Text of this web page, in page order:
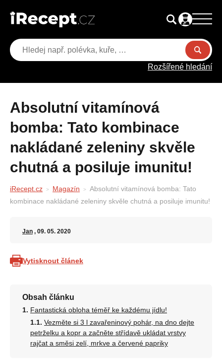
Rozšířené hledání
Absolutní vitamínová
bomba: Tato kombinace
nakládané zeleniny skvěle
chutná a posiluje imunitu!
iRecept.cz Magazín
Absolutní vitamínová bomba: Tato
kombinace nakládané zeleniny skvěle chutná a posiluje imunitu!
Jan , 09. 05. 2020
Vytisknout článek
Obsah článku
Fantastická obloha téměř ke každému jídlu!
Vezměte si 3 l zavařeninový pohár, na dno dejte
petrželku a kopr a začněte střídavě ukládat vrstvy
rajčat a směsi zelí, mrkve a červené papriky